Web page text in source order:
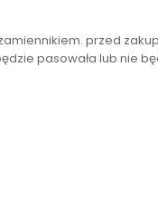
przed
pasowała lub nie